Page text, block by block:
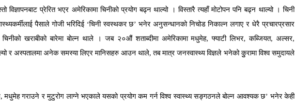
विज्ञापनबाट प्रेरित भएर अमेरिकामा चिनीको प्रयोग बढ्न थाल्यो । विस्तारै त्यहाँ मोटोपन पनि बढ्न थाल्यो । चिनी
पैसाले गोजी भरिदिई ‘चिनी स्वस्थकर छ’ भनेर अनुसन्धानको निचोड निकाल्न लगाए र धेरै प्रचारप्रसार
खराबीको बारेमा बोल्न थाले । जब २०औं शताब्दीमा अमेरिकामा मधुमेह, फ्याटी लिभर, कब्जियत, अल्सर,
र अस्पतालमा अनेक समस्या लिएर मानिसहरु आउन थाले, तब मात्र जनस्वास्थ्य विज्ञले भनेको कुुरामा विश्व समुदायले
मधुमेह गराउने र मुटुरोग लाग्ने भएकाले यसको प्रयोग कम गर्न विश्व स्वास्थ्य सङ्गठनले बोल्न आवश्यक छ’ भनेर केही